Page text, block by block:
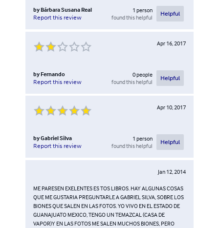
by Bárbara Susana Real
Report this review
1 person
found this helpful
Helpful
Apr 16, 2017
by Fernando
Report this review
0people
found this helpful
Helpful
Apr 10, 2017
byGabriel Silva
Report this review
1 person
found this helpful
Helpful
Jan 12, 2014
ME PARESEN EXELENTES ES TOS LIBROS. HAY ALGUNAS COSAS
QUE ME GUSTARIA PREGUNTARLE A GABRIEL SILVA, SOBRE LOS
BIONES QUE SALEN EN LAS FOTOS. YO VIVO EN EL ESTADO DE
GUANAJUATO MEXICO, TENGO UN TEMAZCAL (CASA DE
VAPOR)Y EN LAS FOTOS ME SALEN MUCHOS BIONES, PERO